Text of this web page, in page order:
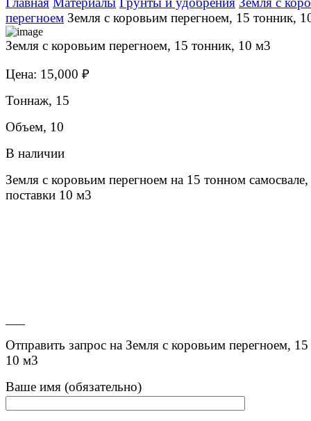
перегноем Земля с коровьим перегноем, 15 тонник,
Земля с коровьим перегноем, 15 тонник, 10 м3
Цена: 15,000 ₽
Тоннаж, 15
Объем, 10
В наличии
Земля с коровьим перегноем на 15 тонном
поставки 10 м3
Отправить запрос на Земля с коровьим перегноем,
10 м3
Ваше имя (обязательно)